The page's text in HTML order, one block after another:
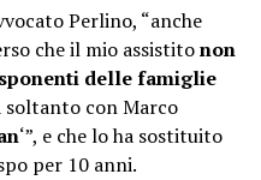
Perlino, “anche
che il mio assistitonon
delle famiglie
soltanto con Marco
‘”, e che lo ha sostituito
per 10 anni.